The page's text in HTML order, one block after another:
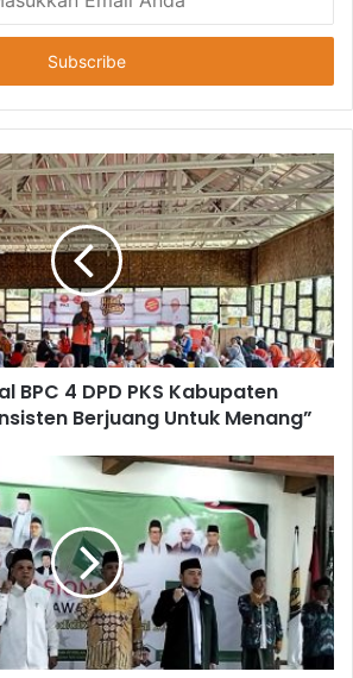
BPC 4 DPD PKS Kabupaten
Berjuang Untuk Menang”